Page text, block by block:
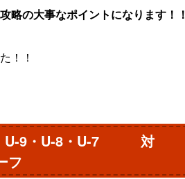
略の大事なポイントになります！！
！！
・U-9・U-8・U-7
フ